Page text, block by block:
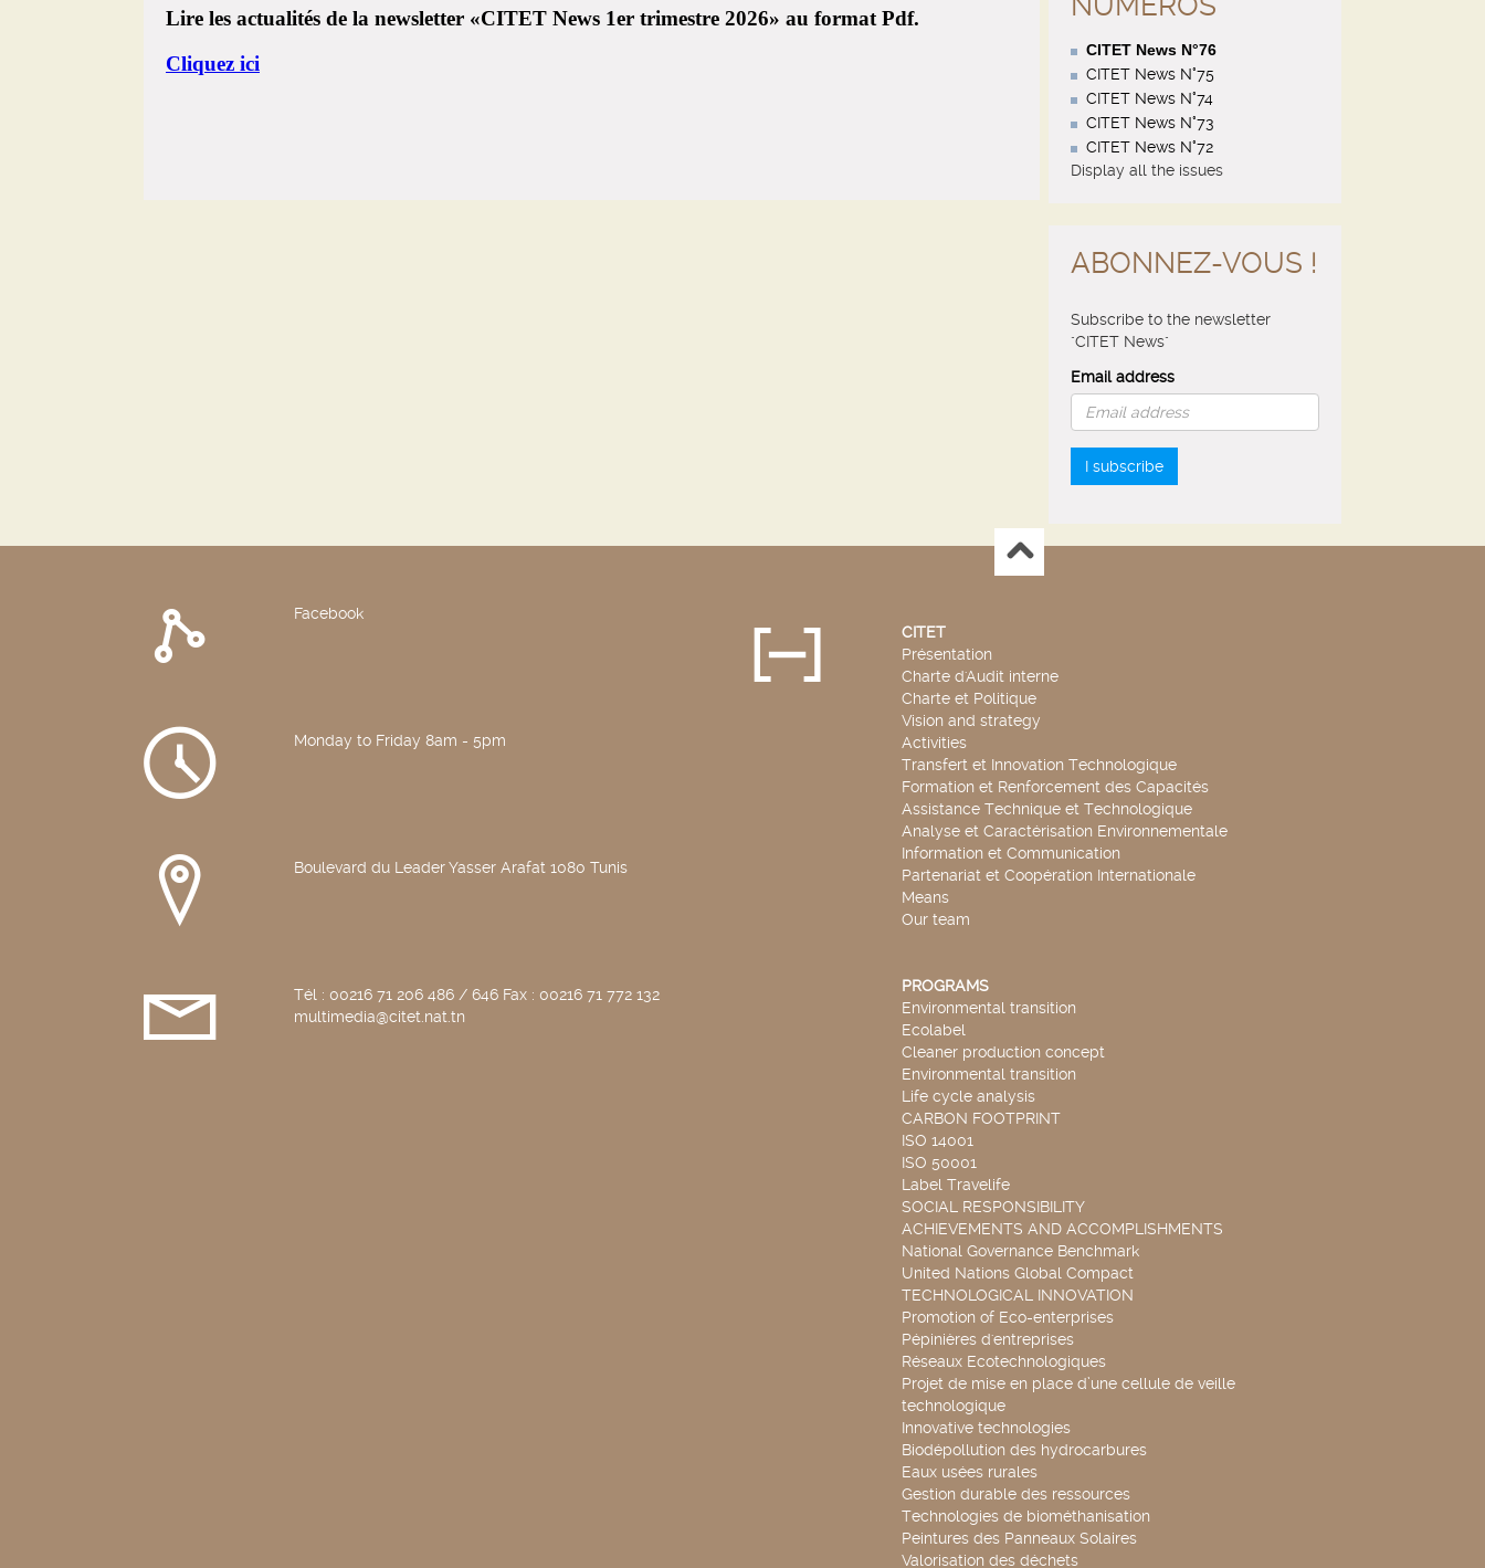
CITET News N°76
CITET News N°75
CITET News N°74
CITET News N°73
CITET News N°72
Display all the issues
ABONNEZ-VOUS !
Subscribe to the newsletter
"CITET News"
Email address
I subscribe
Facebook
Monday to Friday 8am - 5pm
Boulevard du Leader Yasser Arafat 1080 Tunis
Tél : 00216 71 206 486 / 646 Fax : 00216 71 772 132
multimedia@citet.nat.tn
CITET
Présentation
Charte d'Audit interne
Charte et Politique
Vision and strategy
Activities
Transfert et Innovation Technologique
Formation et Renforcement des Capacités
Assistance Technique et Technologique
Analyse et Caractérisation Environnementale
Information et Communication
Partenariat et Coopération Internationale
Means
Our team
PROGRAMS
Environmental transition
Ecolabel
Cleaner production concept
Environmental transition
Life cycle analysis
CARBON FOOTPRINT
ISO 14001
ISO 50001
Label Travelife
SOCIAL RESPONSIBILITY
ACHIEVEMENTS AND ACCOMPLISHMENTS
National Governance Benchmark
United Nations Global Compact
TECHNOLOGICAL INNOVATION
Promotion of Eco-enterprises
Pépinières d'entreprises
Réseaux Ecotechnologiques
Projet de mise en place d’une cellule de veille
technologique
Innovative technologies
Biodépollution des hydrocarbures
Eaux usées rurales
Gestion durable des ressources
Technologies de biométhanisation
Peintures des Panneaux Solaires
Valorisation des déchets